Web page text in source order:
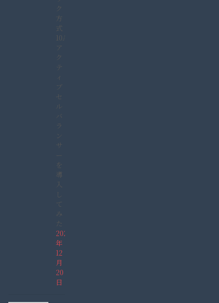
ク
方
式
10A
ア
ク
テ
ィ
ブ
セ
ル
バ
ラ
ン
サ
ー
を
導
入
し
て
み
た
2021
年
12
月
20
日